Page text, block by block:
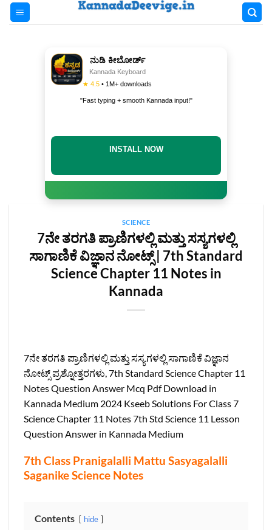
Skip
ನುಡಿ ಕೀಬೋರ್ಡ್
Kannada Keyboard
★ 4.5 • 1M+ downloads
"Fast typing + smooth Kannada input!"
INSTALL NOW
SCIENCE
7ನೇ ತರಗತಿ ಪ್ರಾಣಿಗಳಲ್ಲಿ ಮತ್ತು ಸಸ್ಯಗಳಲ್ಲಿ
ಸಾಗಾಣಿಕೆ ವಿಜ್ಞಾನ ನೋಟ್ಸ್‌ | 7th Standard
Science Chapter 11 Notes in
Kannada
7ನೇ ತರಗತಿ ಪ್ರಾಣಿಗಳಲ್ಲಿ ಮತ್ತು ಸಸ್ಯಗಳಲ್ಲಿ ಸಾಗಾಣಿಕೆ ವಿಜ್ಞಾನ
ನೋಟ್ಸ್ ಪ್ರಶ್ನೋತ್ತರಗಳು, 7th Standard Science Chapter 11
Notes Question Answer Mcq Pdf Download in
Kannada Medium 2024 Kseeb Solutions For Class 7
Science Chapter 11 Notes 7th Std Science 11 Lesson
Question Answer in Kannada Medium
7th Class Pranigalalli Mattu Sasyagalalli
Saganike Science Notes
Contents hide